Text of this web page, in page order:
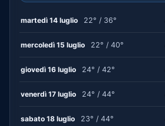
martedì 14 luglio 22° / 36°
mercoledì 15 luglio 22° / 40°
giovedì 16 luglio 24° / 42°
venerdì 17 luglio 24° / 44°
sabato 18 luglio 23° / 44°